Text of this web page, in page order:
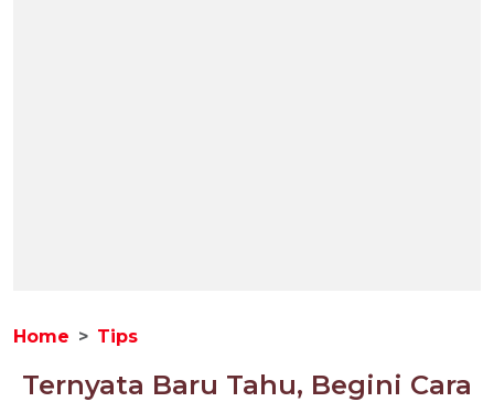
Home Tips
Ternyata Baru Tahu, Begini Cara